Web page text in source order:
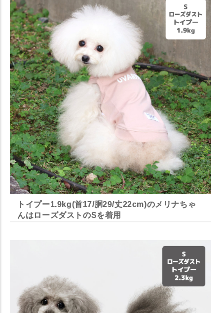
トイプー1.9kg(首17/胴29/丈22cm)のメリナちゃ
んはローズダストのSを着用